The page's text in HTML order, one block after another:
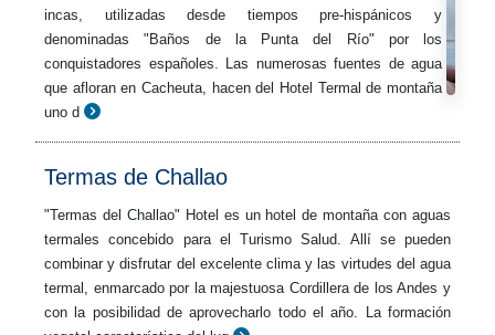
incas, utilizadas desde tiempos pre-hispánicos y
denominadas "Baños de la Punta del Río" por los
conquistadores españoles. Las numerosas fuentes de agua
que afloran en Cacheuta, hacen del Hotel Termal de montaña
uno d
Termas de Challao
"Termas del Challao" Hotel es un hotel de montaña con aguas
termales concebido para el Turismo Salud. Allí se pueden
combinar y disfrutar del excelente clima y las virtudes del agua
termal, enmarcado por la majestuosa Cordillera de los Andes y
con la posibilidad de aprovecharlo todo el año. La formación